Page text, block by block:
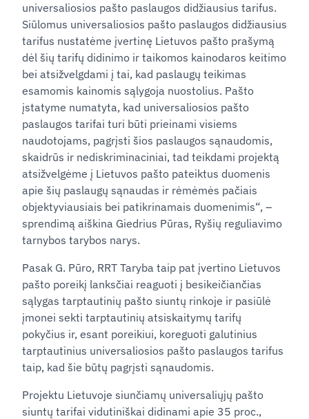
universaliosios pašto paslaugos didžiausius tarifus.
Siūlomus universaliosios pašto paslaugos didžiausius
tarifus nustatėme įvertinę Lietuvos pašto prašymą
dėl šių tarifų didinimo ir taikomos kainodaros keitimo
bei atsižvelgdami į tai, kad paslaugų teikimas
esamomis kainomis sąlygoja nuostolius. Pašto
įstatyme numatyta, kad universaliosios pašto
paslaugos tarifai turi būti prieinami visiems
naudotojams, pagrįsti šios paslaugos sąnaudomis,
skaidrūs ir nediskriminaciniai, tad teikdami projektą
atsižvelgėme į Lietuvos pašto pateiktus duomenis
apie šių paslaugų sąnaudas ir rėmėmės pačiais
objektyviausiais bei patikrinamais duomenimis“, –
sprendimą aiškina Giedrius Pūras, Ryšių reguliavimo
tarnybos tarybos narys.
Pasak G. Pūro, RRT Taryba taip pat įvertino Lietuvos
pašto poreikį lanksčiai reaguoti į besikeičiančias
sąlygas tarptautinių pašto siuntų rinkoje ir pasiūlė
įmonei sekti tarptautinių atsiskaitymų tarifų
pokyčius ir, esant poreikiui, koreguoti galutinius
tarptautinius universaliosios pašto paslaugos tarifus
taip, kad šie būtų pagrįsti sąnaudomis.
Projektu Lietuvoje siunčiamų universaliųjų pašto
siuntų tarifai vidutiniškai didinami apie 35 proc.,